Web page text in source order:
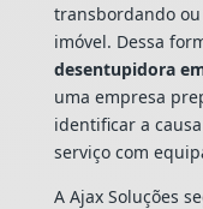
transbordando
imóvel. Dessa
desentupidora
uma empresa
identificar a
serviço com
A Ajax Soluções